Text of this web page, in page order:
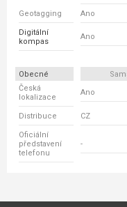
Geotagging Ano
Digitální
kompas
Ano
Obecné
Česká
lokalizace
Ano
Distribuce CZ
Oficiální
představení
telefonu
-